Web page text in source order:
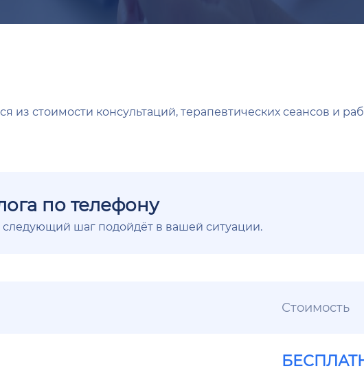
из стоимости консультаций, терапевтических сеансов и
по телефону
следующий шаг подойдёт в вашей ситуации.
Стоимость